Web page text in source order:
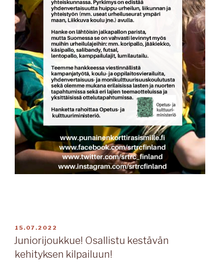
JULKAISTU
15.07.2022
Juniorijoukkue! Osallistu kestävän
kehityksen kilpailuun!